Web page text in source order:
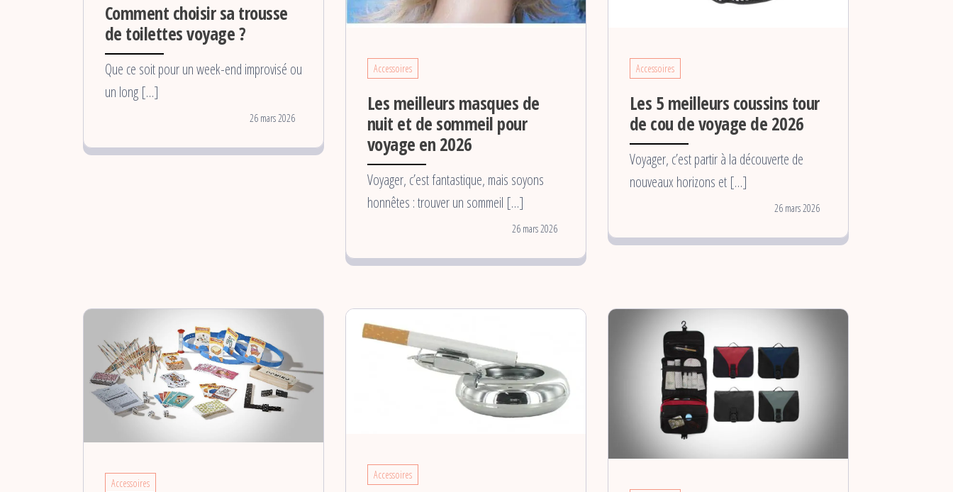
Comment choisir sa trousse
de toilettes voyage ?
Que ce soit pour un week-end improvisé ou
un long […]
26 mars 2026
Accessoires
Les meilleurs masques de
nuit et de sommeil pour
voyage en 2026
Voyager, c’est fantastique, mais soyons
honnêtes : trouver un sommeil […]
26 mars 2026
Accessoires
Les 5 meilleurs coussins tour
de cou de voyage de 2026
Voyager, c’est partir à la découverte de
nouveaux horizons et […]
26 mars 2026
Accessoires
Accessoires